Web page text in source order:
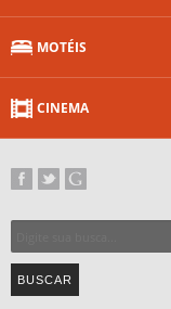
MOTÉIS
CINEMA